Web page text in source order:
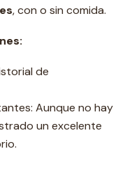
, con o sin comida.
de
Aunque no hay
un excelente